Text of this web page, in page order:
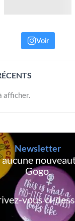
Voir
afficher.
Newsletter
Gogo,
vous ci-